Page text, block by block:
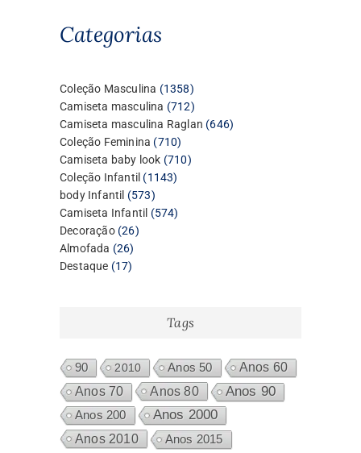
Categorias
Coleção Masculina 13581358
produtos
Camiseta masculina 712712
produtos
Camiseta masculina Raglan 646646
Coleção Feminina 710710
produtos
Camiseta baby look 710710
Coleção Infantil 11431143
body Infantil 573573
produtos
Camiseta Infantil 574574
Decoração 2626
Almofada 2626
produtos
Destaque 1717
Tags
90 2010 Anos 50
Anos 60
Anos 70
Anos 80 Anos 90
Anos 200 Anos 2000
Anos 2010 Anos 2015